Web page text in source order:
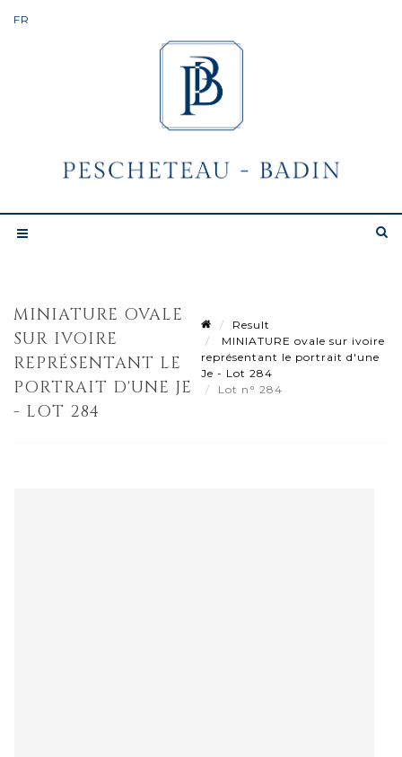
MINIATURE OVALE
SUR IVOIRE
REPRÉSENTANT LE
PORTRAIT D'UNE JE
- LOT 284
Result
MINIATURE ovale sur ivoire
représentant le portrait d'une
Je - Lot 284
Lot n° 284